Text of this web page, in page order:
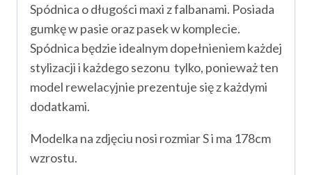
Spódnica o długości maxi z falbanami. Posiada
gumkę w pasie oraz pasek w komplecie.
Spódnica będzie idealnym dopełnieniem każdej
stylizacji i każdego sezonu tylko, ponieważ ten
model rewelacyjnie prezentuje się z każdymi
dodatkami.
Modelka na zdjęciu nosi rozmiar S i ma 178cm
wzrostu.